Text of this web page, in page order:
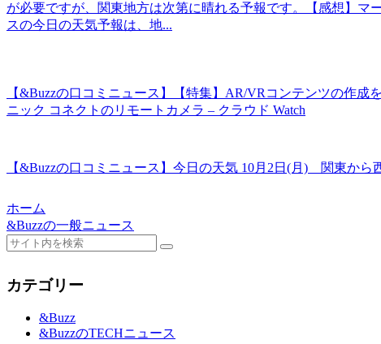
が必要ですが、関東地方は次第に晴れる予報です。【感想】マ
スの今日の天気予報は、地...
【&Buzzの口コミニュース】【特集】AR/VRコンテンツの作
ニック コネクトのリモートカメラ – クラウド Watch
【&Buzzの口コミニュース】今日の天気 10月2日(月) 関東か
ホーム
&Buzzの一般ニュース
カテゴリー
&Buzz
&BuzzのTECHニュース